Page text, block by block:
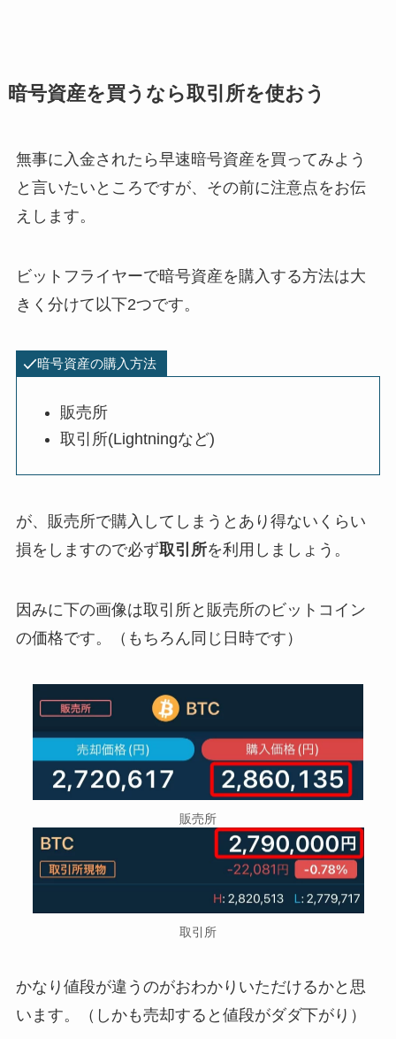
暗号資産を買うなら取引所を使おう
無事に入金されたら早速暗号資産を買ってみよう
と言いたいところですが、その前に注意点をお伝
えします。
ビットフライヤーで暗号資産を購入する方法は大
きく分けて以下2つです。
暗号資産の購入方法
販売所
取引所(Lightningなど)
が、販売所で購入してしまうとあり得ないくらい
損をしますので必ず取引所を利用しましょう。
因みに下の画像は取引所と販売所のビットコイン
の価格です。（もちろん同じ日時です）
販売所
取引所
かなり値段が違うのがおわかりいただけるかと思
います。（しかも売却すると値段がダダ下がり）